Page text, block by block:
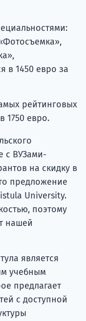
в 1450 евро за
рейтинговых
1750 евро.
с ВУЗами-
на скидку в
предложение
University.
поэтому
нашей
является
учебным
предлагает
с доступной